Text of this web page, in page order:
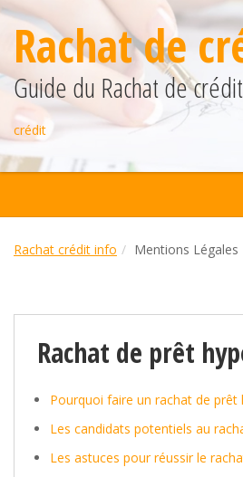
Rachat de
Guide du Rachat de
crédit
Rachat crédit info Mentions Légales
Rachat de prêt
Pourquoi faire un rachat de prêt
Les candidats potentiels au
Les astuces pour réussir le